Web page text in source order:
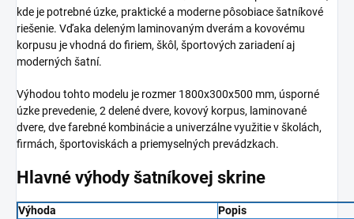
kde je potrebné úzke, praktické a moderne pôsobiace šatníkové
riešenie. Vďaka deleným laminovaným dverám a kovovému
korpusu je vhodná do firiem, škôl, športových zariadení aj
moderných šatní.
Výhodou tohto modelu je rozmer 1800x300x500 mm, úsporné
úzke prevedenie, 2 delené dvere, kovový korpus, laminované
dvere, dve farebné kombinácie a univerzálne využitie v školách,
firmách, športoviskách a priemyselných prevádzkach.
Hlavné výhody šatníkovej skrine
Výhoda
Popis